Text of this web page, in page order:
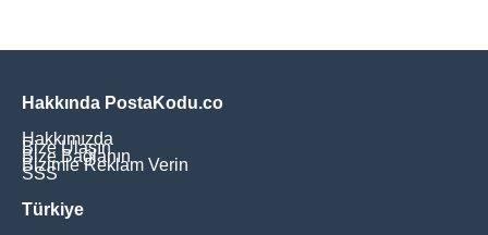
Hakkında PostaKodu.co
Hakkımızda
Bize Ulaşın
Bize Bağlanın
Bizimle Reklam Verin
SSS
Türkiye